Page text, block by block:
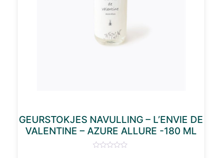
GEURSTOKJES NAVULLING – L’ENVIE DE
VALENTINE – AZURE ALLURE -180 ML